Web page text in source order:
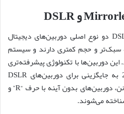
و DSLR دو نوع اصلی دوربین‌های دیجیتال
سبک‌تر و حجم کمتری دارند و سیستم
این دوربین‌ها با تکنولوژی پیشرفته‌تری
تولید می‌شوند و از سال 2023 به جایگزینی برای دوربین‌های DSLR
تبدیل شده‌اند. در مدل های کانن، دوربین‌های بدون آینه با حرف “R” و